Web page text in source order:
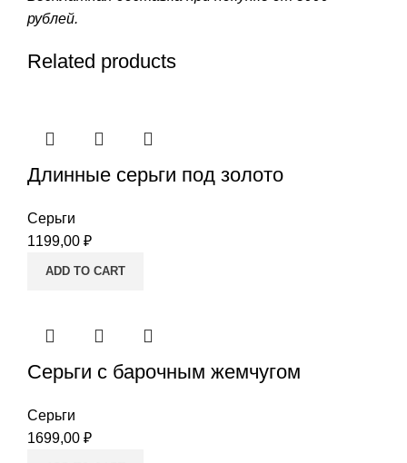
рублей.
Related products
Длинные серьги под золото
Серьги
1199,00 ₽
ADD TO CART
Серьги с барочным жемчугом
Серьги
1699,00 ₽